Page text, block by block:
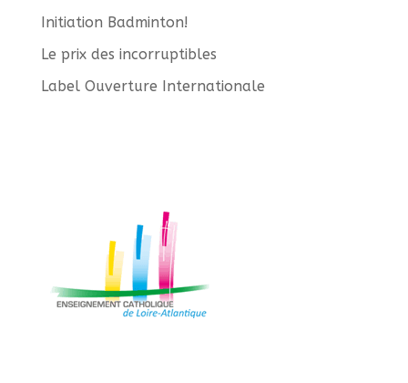
Initiation Badminton!
Le prix des incorruptibles
Label Ouverture Internationale